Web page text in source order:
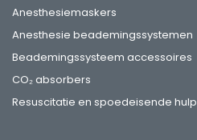
Anesthesiemaskers
Anesthesie beademingssystemen
Beademingssysteem accessoires
CO₂ absorbers
Resuscitatie en spoedeisende hulp